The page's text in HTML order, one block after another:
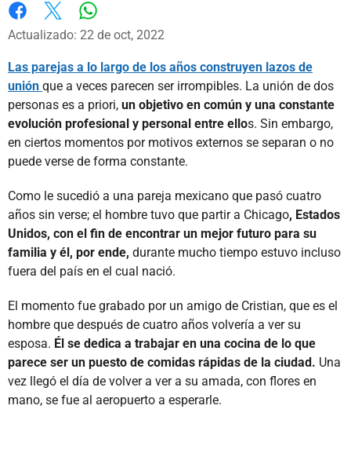
Facebook
X
Actualizado: 22 de oct, 2022
Las parejas a lo largo de los años construyen lazos de
unión que a veces parecen ser irrompibles. La unión de dos
personas es a priori, un objetivo en común y una constante
evolución profesional y personal entre ellos. Sin embargo,
en ciertos momentos por motivos externos se separan o no
puede verse de forma constante.
Como le sucedió a una pareja mexicano que pasó cuatro
años sin verse; el hombre tuvo que partir a Chicago, Estados
Unidos, con el fin de encontrar un mejor futuro para su
familia y él, por ende, durante mucho tiempo estuvo incluso
fuera del país en el cual nació.
El momento fue grabado por un amigo de Cristian, que es el
hombre que después de cuatro años volvería a ver su
esposa. Él se dedica a trabajar en una cocina de lo que
parece ser un puesto de comidas rápidas de la ciudad. Una
vez llegó el día de volver a ver a su amada, con flores en
mano, se fue al aeropuerto a esperarle.